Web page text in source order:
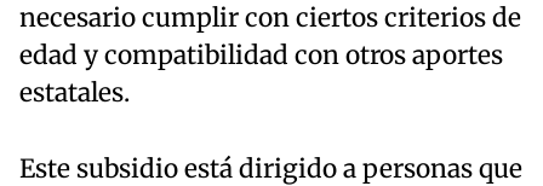
necesario cumplir con ciertos criterios de
edad y compatibilidad con otros aportes
estatales.
Este subsidio está dirigido a personas que